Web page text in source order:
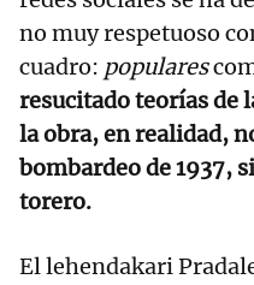
no muy respetuoso
cuadro: populares
resucitado teorías de
la obra, en realidad,
bombardeo de 1937,
torero.
El lehendakari